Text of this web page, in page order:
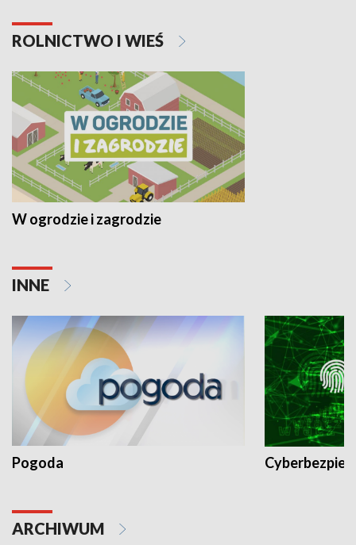
ROLNICTWO I WIEŚ
W ogrodzie i zagrodzie
INNE
Pogoda
ARCHIWUM